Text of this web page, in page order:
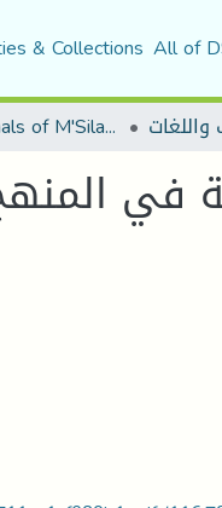
& Collections All of
Scientific Journals of M'Sila University واللغات
في